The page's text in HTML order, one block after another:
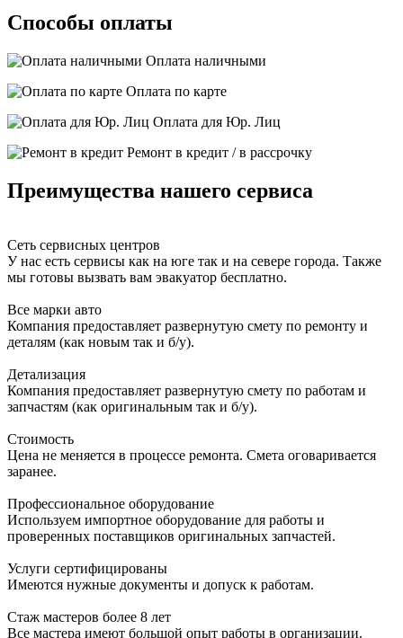
Способы оплаты
Оплата наличными
Оплата по карте
Оплата для Юр. Лиц
Ремонт в кредит / в рассрочку
Преимущества нашего сервиса
Сеть сервисных центров
У нас есть сервисы как на юге так и на севере города. Также
мы готовы вызвать вам эвакуатор бесплатно.
Все марки авто
Компания предоставляет развернутую смету по ремонту и
деталям (как новым так и б/у).
Детализация
Компания предоставляет развернутую смету по работам и
запчастям (как оригинальным так и б/у).
Стоимость
Цена не меняется в процессе ремонта. Смета оговаривается
заранее.
Профессиональное оборудование
Используем импортное оборудование для работы и
проверенных поставщиков оригинальных запчастей.
Услуги сертифицированы
Имеются нужные документы и допуск к работам.
Стаж мастеров более 8 лет
Все мастера имеют большой опыт работы в организации.